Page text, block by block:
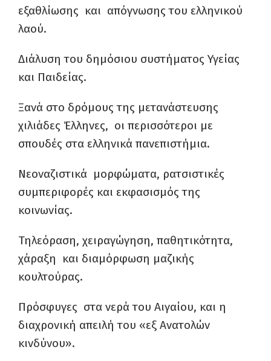
εξαθλίωσης και απόγνωσης του ελληνικού
λαού.
Διάλυση του δημόσιου συστήματος Υγείας
και Παιδείας.
Ξανά στο δρόμους της μετανάστευσης
χιλιάδες Έλληνες, οι περισσότεροι με
σπουδές στα ελληνικά πανεπιστήμια.
Νεοναζιστικά μορφώματα, ρατσιστικές
συμπεριφορές και εκφασισμός της
κοινωνίας.
Τηλεόραση, χειραγώγηση, παθητικότητα,
χάραξη και διαμόρφωση μαζικής
κουλτούρας.
Πρόσφυγες στα νερά του Αιγαίου, και η
διαχρονική απειλή του «εξ Ανατολών
κινδύνου».